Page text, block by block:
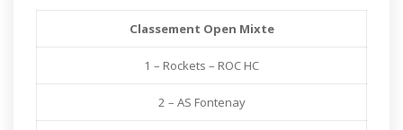
Classement Open Mixte
1 – Rockets – ROC HC
2 – AS Fontenay